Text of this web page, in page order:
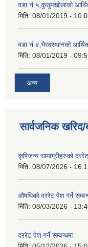
वडा नं ५,कुसुमखोलाको
मिति: 08/01/2019 -
वडा नं ४,भैरवस्थानको
मिति: 08/01/2019 -
अन्य
सार्वजनिक
कृषिजन्य सामाग्रीहरुको
मिति: 08/07/2026 -
औषधिको दररेट पेश गर्ने
मिति: 08/03/2026 -
दररेट पेश गर्ने सम्वन्धमा